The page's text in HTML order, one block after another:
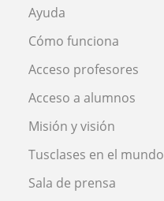
Ayuda
Cómo funciona
Acceso profesores
Acceso a alumnos
Misión y visión
Tusclases en el mundo
Sala de prensa